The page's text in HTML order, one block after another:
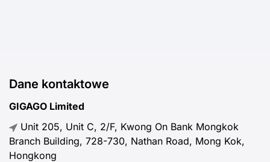
Dane kontaktowe
GIGAGO Limited
Unit 205, Unit C, 2/F, Kwong On Bank Mongkok
Branch Building, 728-730, Nathan Road, Mong Kok,
Hongkong